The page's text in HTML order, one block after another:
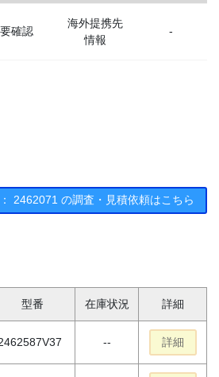
要確認
海外提携先
情報
-
2462071 の調査・見積依頼はこちら
型番 在庫状況 詳細
-- 詳細